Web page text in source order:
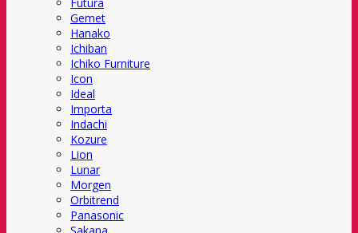
Gemet
Hanako
Ichiban
Ichiko Furniture
Icon
Ideal
Importa
Indachi
Kozure
Lion
Lunar
Morgen
Orbitrend
Panasonic